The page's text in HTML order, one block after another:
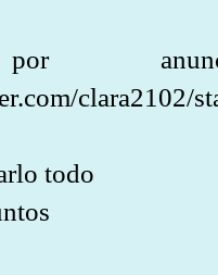
clara2102/
todo